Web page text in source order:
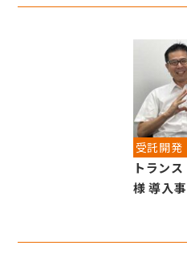
受託開発
トラン
様 導入